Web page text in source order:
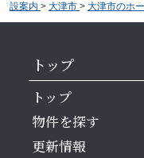
設案内 > 大津市 > 大津市のホ
トップ
トップ
物件を探す
更新情報